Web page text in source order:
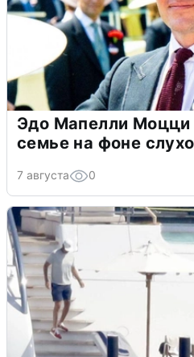
Эдо Мапелли Моцци
семье на фоне
7 августа 0